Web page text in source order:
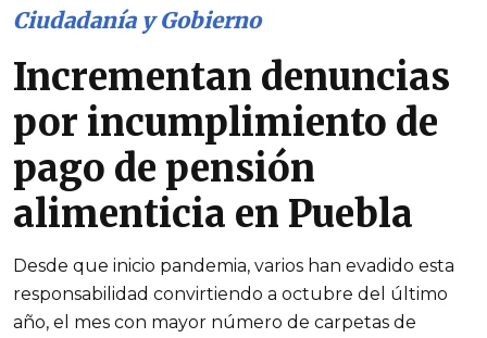
Ciudadanía y Gobierno
Incrementan denuncias
por incumplimiento de
pago de pensión
alimenticia en Puebla
Desde que inicio pandemia, varios han evadido esta
responsabilidad convirtiendo a octubre del último
año, el mes con mayor número de carpetas de